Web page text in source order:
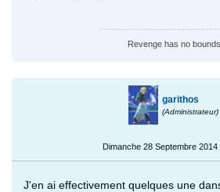
Revenge has no bounds.
garithos
(Administrateur)
Dimanche 28 Septembre 2014
J'en ai effectivement quelques une